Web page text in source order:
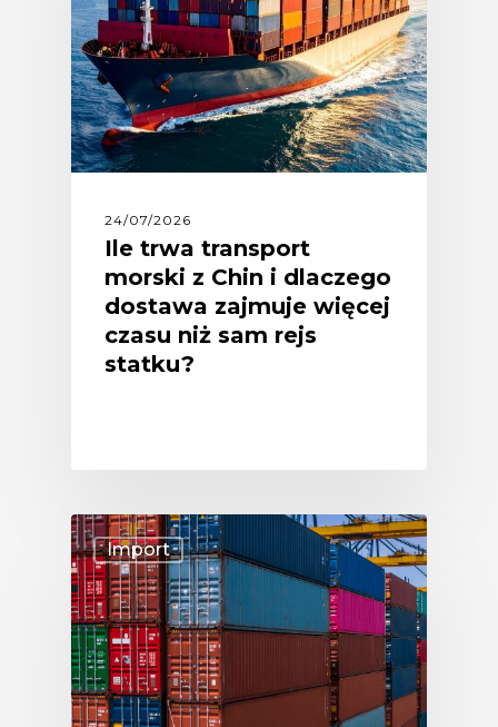
24/07/2026
Ile trwa transport
morski z Chin i dlaczego
dostawa zajmuje więcej
czasu niż sam rejs
statku?
Import